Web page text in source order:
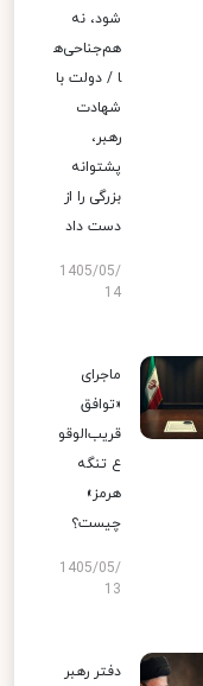
شود، نه
هم‌جناحی‌ه
ا / دولت با
شهادت
رهبر،
پشتوانه
بزرگی را از
دست داد
1405/05/
14
ماجرای
«توافق
قریب‌الوقو
ع تنگه
هرمز»
چیست؟
1405/05/
13
دفتر رهبر